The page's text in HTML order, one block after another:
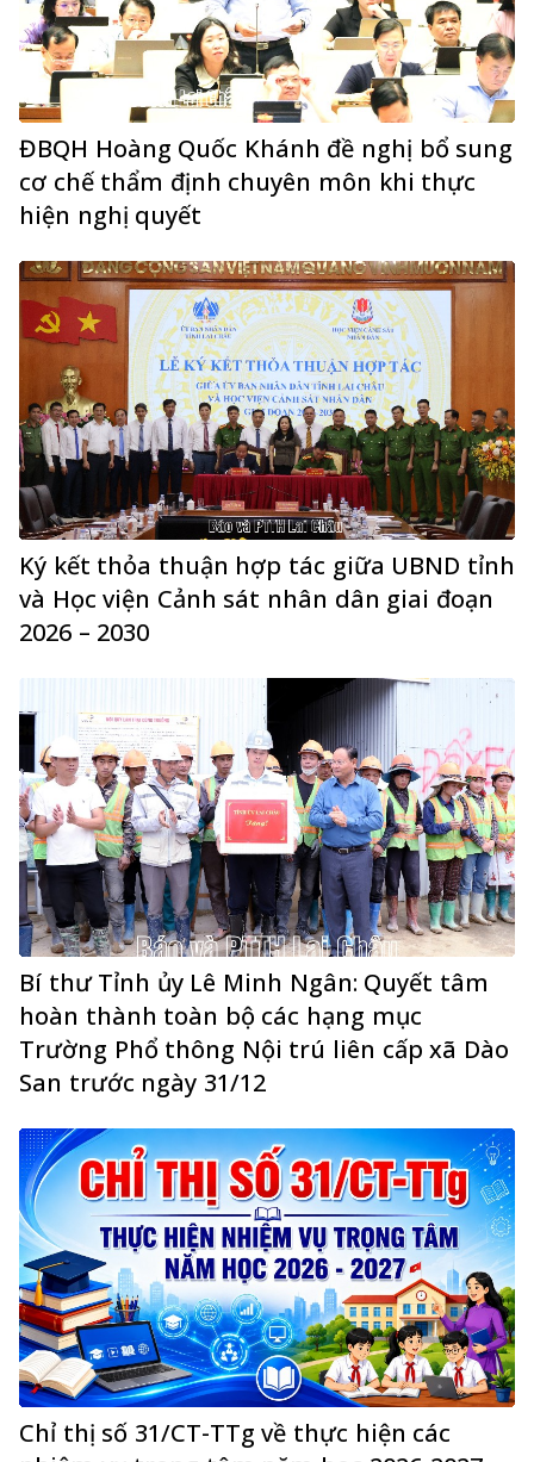
ĐBQH Hoàng Quốc Khánh đề nghị bổ sung
cơ chế thẩm định chuyên môn khi thực
hiện nghị quyết
Ký kết thỏa thuận hợp tác giữa UBND tỉnh
và Học viện Cảnh sát nhân dân giai đoạn
2026 – 2030
Bí thư Tỉnh ủy Lê Minh Ngân: Quyết tâm
hoàn thành toàn bộ các hạng mục
Trường Phổ thông Nội trú liên cấp xã Dào
San trước ngày 31/12
Chỉ thị số 31/CT-TTg về thực hiện các